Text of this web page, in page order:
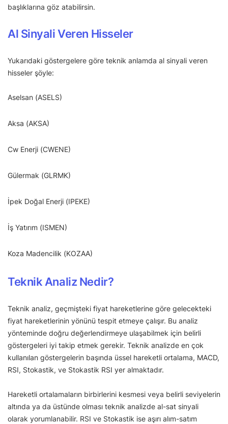
başlıklarına göz atabilirsin.
Al Sinyali Veren Hisseler
Yukarıdaki göstergelere göre teknik anlamda al sinyali veren
hisseler şöyle:
Aselsan (ASELS)
Aksa (AKSA)
Cw Enerji (CWENE)
Gülermak (GLRMK)
İpek Doğal Enerji (IPEKE)
İş Yatırım (ISMEN)
Koza Madencilik (KOZAA)
Teknik Analiz Nedir?
Teknik analiz, geçmişteki fiyat hareketlerine göre gelecekteki
fiyat hareketlerinin yönünü tespit etmeye çalışır. Bu analiz
yönteminde doğru değerlendirmeye ulaşabilmek için belirli
göstergeleri iyi takip etmek gerekir. Teknik analizde en çok
kullanılan göstergelerin başında üssel hareketli ortalama, MACD,
RSI, Stokastik, ve Stokastik RSI yer almaktadır.
Hareketli ortalamaların birbirlerini kesmesi veya belirli seviyelerin
altında ya da üstünde olması teknik analizde al-sat sinyali
olarak yorumlanabilir. RSI ve Stokastik ise aşırı alım-satım